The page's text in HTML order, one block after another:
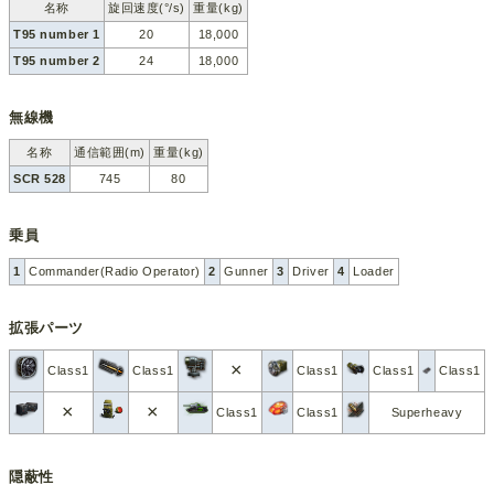
名称 旋回速度(°/s)
重量(kg)
T95 number 1
20
18,000
T95 number 2
24 18,000
無線機
名称 通信範囲(m)
重量(kg)
SCR 528
745 80
乗員
1 Commander(Radio Operator) 2 Gunner 3 Driver 4 Loader
拡張パーツ
Class1 Class1 × Class1 Class1 Class1
× × Class1 Class1 Superheavy
隠蔽性